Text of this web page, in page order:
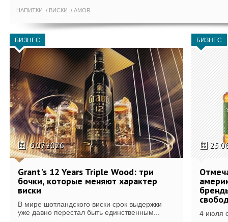
НАПИТКИ ВИСКИ AMOR
БИЗНЕС
6.07.2026
Grant's 12 Years Triple Wood: три
бочки, которые меняют характер
виски
В мире шотландского виски срок выдержки
уже давно перестал быть единственным...
БИЗНЕС
4 июля